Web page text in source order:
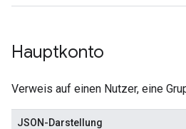
Hauptkonto
Verweis auf einen Nutzer, eine
JSON-Darstellung